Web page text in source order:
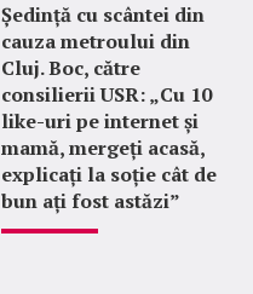
Ședință cu scântei din
cauza metroului din
Cluj. Boc, către
consilierii USR: „Cu 10
like-uri pe internet și
mamă, mergeți acasă,
explicați la soție cât de
bun ați fost astăzi”